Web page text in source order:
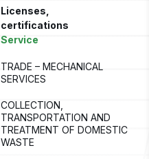
Licenses,
certifications
Service
TRADE – MECHANICAL
SERVICES
COLLECTION,
TRANSPORTATION AND
TREATMENT OF DOMESTIC
WASTE